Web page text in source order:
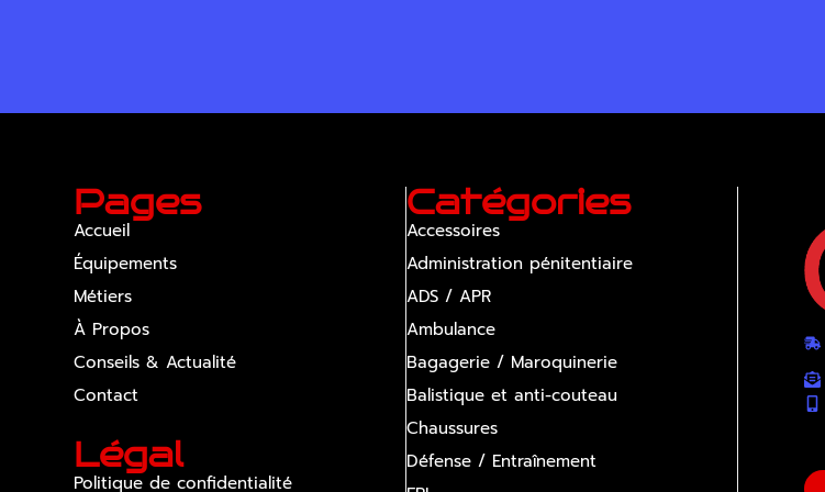
Pages
Accueil
Équipements
Métiers
À Propos
Conseils & Actualité
Contact
Légal
Politique de confidentialité
Catégories
Accessoires
Administration pénitentiaire
ADS / APR
Ambulance
Bagagerie / Maroquinerie
Balistique et anti-couteau
Chaussures
Défense / Entraînement